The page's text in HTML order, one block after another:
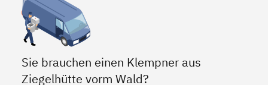
Sie brauchen einen Klempner aus
Ziegelhütte vorm Wald?